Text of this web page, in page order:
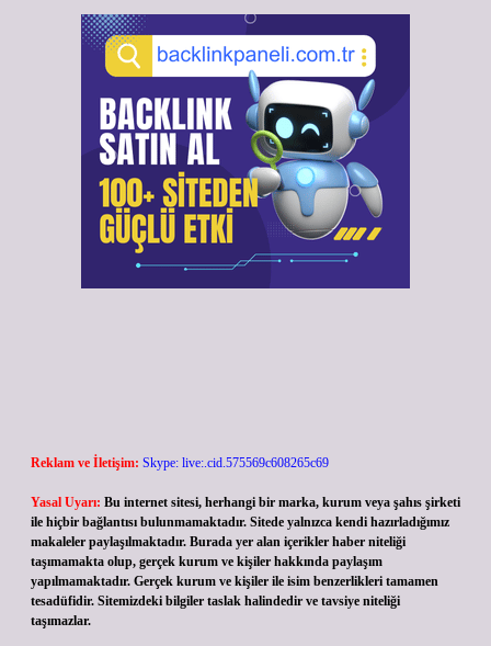
Reklam ve İletişim: Skype: live:.cid.575569c608265c69
Yasal Uyarı: Bu internet sitesi, herhangi bir marka, kurum veya şahıs şirketi
ile hiçbir bağlantısı bulunmamaktadır. Sitede yalnızca kendi hazırladığımız
makaleler paylaşılmaktadır. Burada yer alan içerikler haber niteliği
taşımamakta olup, gerçek kurum ve kişiler hakkında paylaşım
yapılmamaktadır. Gerçek kurum ve kişiler ile isim benzerlikleri tamamen
tesadüfidir. Sitemizdeki bilgiler taslak halindedir ve tavsiye niteliği
taşımazlar.